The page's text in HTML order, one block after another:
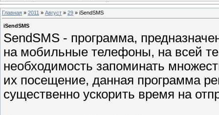
Главная » 2011 » Август » 29 » iSendSMS
iSendSMS
SendSMS - программа,
на мобильные телефоны, на всей
необходимость запоминать
их посещение, данная программа
существенно ускорить время на